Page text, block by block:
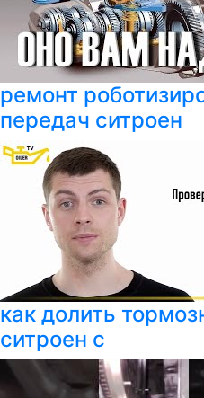
ремонт
передач ситроен
как долить
ситроен с